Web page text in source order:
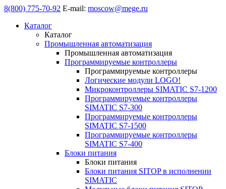
8(800) 775-70-92 E-mail: moscow@mege.ru
Каталог
Каталог
Промышленная автоматизация
Промышленная автоматизация
Программируемые контроллеры
Программируемые контроллеры
Логические модули LOGO!
Микроконтроллеры SIMATIC S7-1200
Программируемые контроллеры
SIMATIC S7-300
Программируемые контроллеры
SIMATIC S7-1500
Программируемые контроллеры
SIMATIC S7-400
Блоки питания
Блоки питания
Блоки питания SITOP в исполнении
SIMATIC